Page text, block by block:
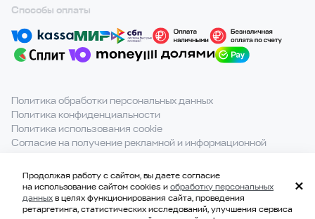
Способы оплаты
Политика обработки персональных данных
Политика конфиденциальности
Политика использования cookie
Согласие на получение рекламной и информационной
При полном или частичном использовании материалов с
сайта ссылка на источник обязательна.
Продолжая работу с сайтом, вы даете согласие
на использование сайтом cookies иобработку персональных
данныхв целях функционирования сайта, проведения
ретаргетинга, статистических исследований, улучшения сервиса